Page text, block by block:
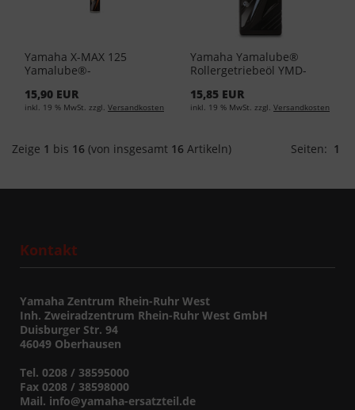
Yamaha X-MAX 125
Yamalube®-
65049-A0-51 (EUR 43,17/L)
15,90 EUR
inkl. 19 % MwSt. zzgl. Versandkosten
Yamaha Yamalube®
Rollergetriebeöl YMD-
15,85 EUR
inkl. 19 % MwSt. zzgl. Versandkosten
Zeige 1 bis 16 (von insgesamt 16 Artikeln) Seiten: 1
Kontakt
Yamaha Zentrum Rhein-Ruhr West
Inh. Zweiradzentrum Rhein-Ruhr West GmbH
Duisburger Str. 94
46049 Oberhausen
Tel. 0208 / 38595000
Fax 0208 / 38598000
Mail. info@yamaha-ersatzteil.de